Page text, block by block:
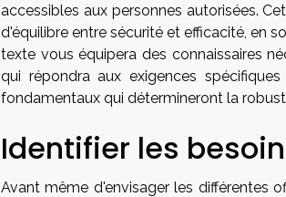
accessibles aux personnes autorisées.
d'équilibre entre sécurité et efficacité, en
texte vous équipera des connaissaires
qui répondra aux exigences
fondamentaux qui détermineront la
Identifier les
Avant même d'envisager les différentes